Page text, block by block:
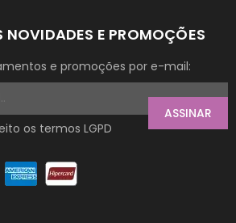
NOVIDADES E PROMOÇÕES
e promoções por e-mail:
ASSINAR
os termos LGPD